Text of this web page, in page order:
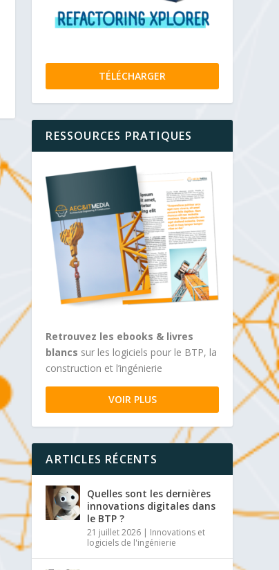
TÉLÉCHARGER
RESSOURCES PRATIQUES
Retrouvez les ebooks & livres
blancs sur les logiciels pour le BTP, la
construction et l’ingénierie
VOIR PLUS
ARTICLES RÉCENTS
Quelles sont les dernières
innovations digitales dans
le BTP ?
21 juillet 2026 | Innovations et
logiciels de l'ingénierie